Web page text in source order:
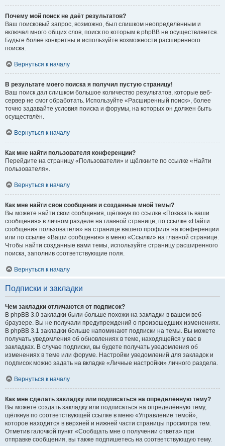
Почему мой поиск не даёт результатов?
Ваш поисковый запрос, возможно, был слишком неопределённым и
включал много общих слов, поиск по которым в phpBB не осуществляется.
Будьте более конкретны и используйте возможности расширенного
поиска.
Вернуться к началу
В результате моего поиска я получил пустую страницу!
Ваш поиск дал слишком большое количество результатов, которые веб-
сервер не смог обработать. Используйте «Расширенный поиск», более
точно задавайте условия поиска и форумы, на которых он должен быть
осуществлён.
Вернуться к началу
Как мне найти пользователя конференции?
Перейдите на страницу «Пользователи» и щёлкните по ссылке «Найти
пользователя».
Вернуться к началу
Как мне найти свои сообщения и созданные мной темы?
Вы можете найти свои сообщения, щёлкнув по ссылке «Показать ваши
сообщения» в личном разделе на главной странице, по ссылке «Найти
сообщения пользователя» на странице вашего профиля на конференции
или по ссылке «Ваши сообщения» в меню «Ссылки» на главной странице.
Чтобы найти созданные вами темы, используйте страницу расширенного
поиска, заполнив соответствующие поля.
Вернуться к началу
Подписки и закладки
Чем закладки отличаются от подписок?
В phpBB 3.0 закладки были больше похожи на закладки в вашем веб-
браузере. Вы не получали предупреждений о произошедших изменениях.
В phpBB 3.1 закладки больше напоминают подписки на темы. Вы можете
получать уведомления об обновлениях в теме, находящейся у вас в
закладках. В случае подписки, вы будете получать уведомления об
изменениях в теме или форуме. Настройки уведомлений для закладок и
подписок можно задать на вкладке «Личные настройки» личного раздела.
Вернуться к началу
Как мне сделать закладку или подписаться на определённую тему?
Вы можете создать закладку или подписаться на определённую тему,
щёлкнув по соответствующей ссылке в меню «Управление темой»,
которое находится в верхней и нижней части страницы просмотра тем.
Отметив галочкой пункт «Сообщать мне о получении ответа» при
отправке сообщения, вы также подпишетесь на соответствующую тему.